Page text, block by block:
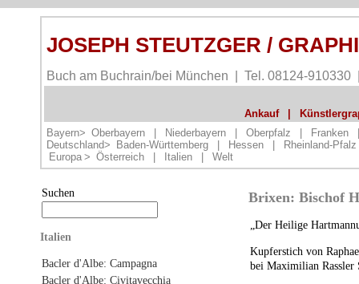
JOSEPH STEUTZGER /
Buch am Buchrain/bei München | Tel. 08124-
Ankauf
Bayern> Oberbayern Niederbayern Oberpfalz Franken
Deutschland>
Baden-Württemberg Hessen
Rheinland-Pfalz
Europa > Österreich Italien Welt
Suchen
Italien
Bacler d'Albe: Campagna
Bacler d'Albe: Civitavecchia
Brixen: Bischof
„Der Heilige
Kupferstich von
bei Maximilian Rassler